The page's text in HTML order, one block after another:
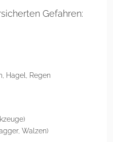
Gefahren:
Hagel, Regen
Walzen)